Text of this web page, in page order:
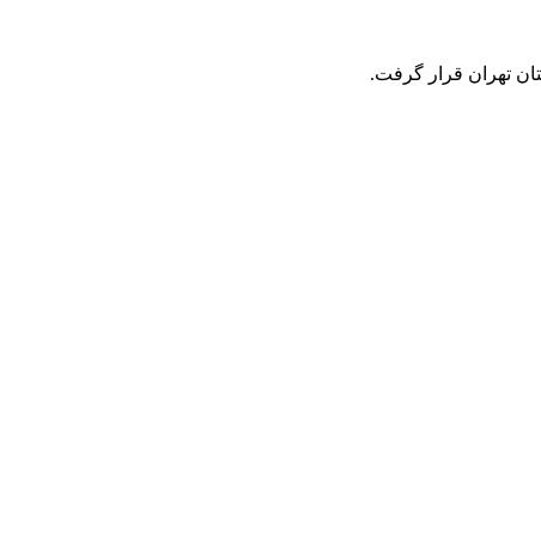
تهران قرار گرفت.